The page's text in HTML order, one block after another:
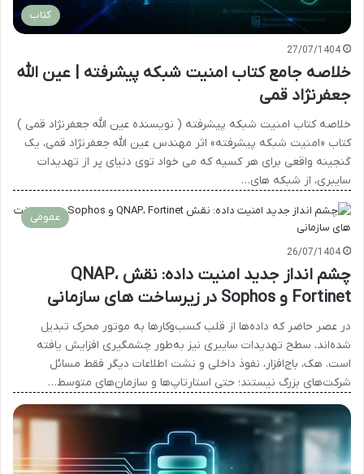
کتاب
27/07/1404
خلاصه جامع کتاب امنیت شبکه پیشرفته | عین الله
جعفرنژاد قمی
خلاصه کتاب امنیت شبکه پیشرفته ( نویسنده عین الله جعفرنژاد قمی )
کتاب «امنیت شبکه پیشرفته» اثر مهندس عین الله جعفرنژاد قمی، یک
گنجینه واقعی برای هر کسیه که می خواد توی دنیای پر از تهدیدات
سایبری، از شبکه های…
عمومی
26/07/1404
چشم انداز جدید امنیت داده: نقش QNAP،
Fortinet و Sophos در زیرساخت های سازمانی
در عصر حاضر که داده‌ها از قلب کسب‌وکارها به موتور محرک تبدیل
شده‌اند، سطح تهدیدات سایبری نیز به‌طور چشمگیری افزایش یافته
است. هک، باج‌افزار، نفوذ داخلی و نشت اطلاعات دیگر فقط مسائل
شرکت‌های بزرگ نیستند؛ حتی استارتاپ‌ها و سازمان‌های متوسط…